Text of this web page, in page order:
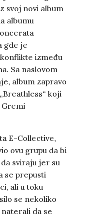
svoj novi album
albumu
gde je
između
Sa naslovom
album zapravo
koji
Gremi
E-Collective,
ovu grupu da bi
sviraju jer su
se prepusti
ali u toku
se nekoliko
da se